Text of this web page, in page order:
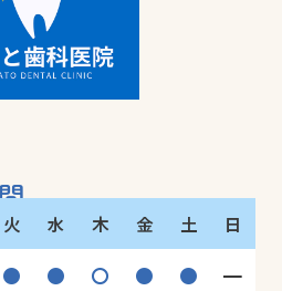
火 水 木 金 土 日
● ● 〇 ● ● ━